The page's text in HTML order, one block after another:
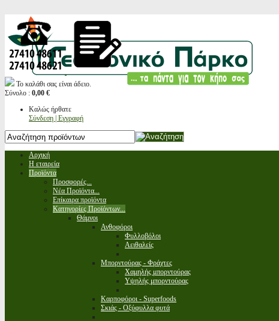
Το καλάθι σας είναι άδειο.
Σύνολο : 0,00 €
Καλώς ήρθατε
Σύνδεση | Εγγραφή
Αρχική
Η εταιρεία
Προϊόντα
Προσφορές...
Νέα Προϊόντα...
Επίκαιρα προϊόντα
Κατηγορίες Προϊόντων...
Θάμνοι
Ανθοφόροι
Φυλλοβόλοι
Αειθαλείς
Μπορντούρας - Φράχτες
Χαμηλής μπορντούρας
Υψηλής μπορντούρας
Καρποφόροι - Superfoods
Σκιάς - Οξύφυλλα φυτά